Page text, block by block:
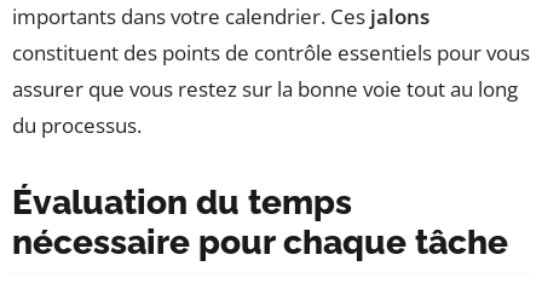
importants dans votre calendrier. Ces jalons
constituent des points de contrôle essentiels pour vous
assurer que vous restez sur la bonne voie tout au long
du processus.
Évaluation du temps
nécessaire pour chaque tâche